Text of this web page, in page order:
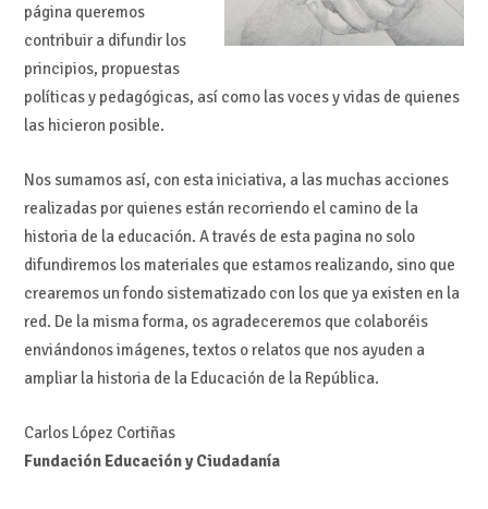
página queremos
contribuir a difundir los
principios, propuestas
políticas y pedagógicas, así como las voces y vidas de quienes
las hicieron posible.
Nos sumamos así, con esta iniciativa, a las muchas acciones
realizadas por quienes están recorriendo el camino de la
historia de la educación. A través de esta pagina no solo
difundiremos los materiales que estamos realizando, sino que
crearemos un fondo sistematizado con los que ya existen en la
red. De la misma forma, os agradeceremos que colaboréis
enviándonos imágenes, textos o relatos que nos ayuden a
ampliar la historia de la Educación de la República.
Carlos López Cortiñas
Fundación Educación y Ciudadanía